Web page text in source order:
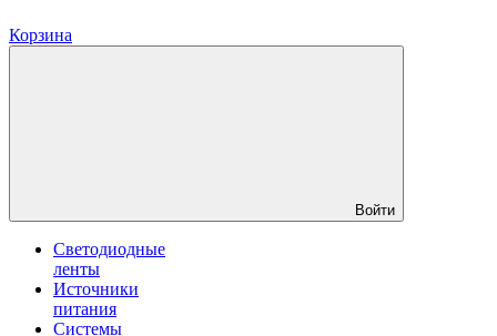
Корзина
Войти
Светодиодные
ленты
Источники
питания
Системы